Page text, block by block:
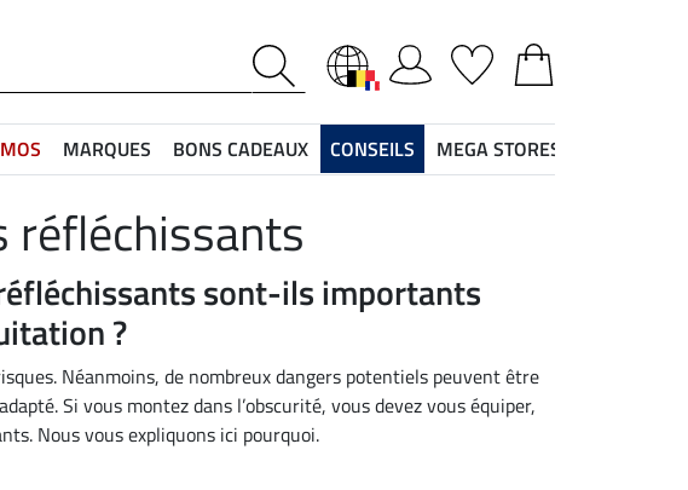
MARQUES BONS CADEAUX CONSEILS MEGA STORES
réfléchissants
sont-ils importants
?
Néanmoins, de nombreux dangers potentiels peuvent être
Si vous montez dans l’obscurité, vous devez vous équiper,
Nous vous expliquons ici pourquoi.